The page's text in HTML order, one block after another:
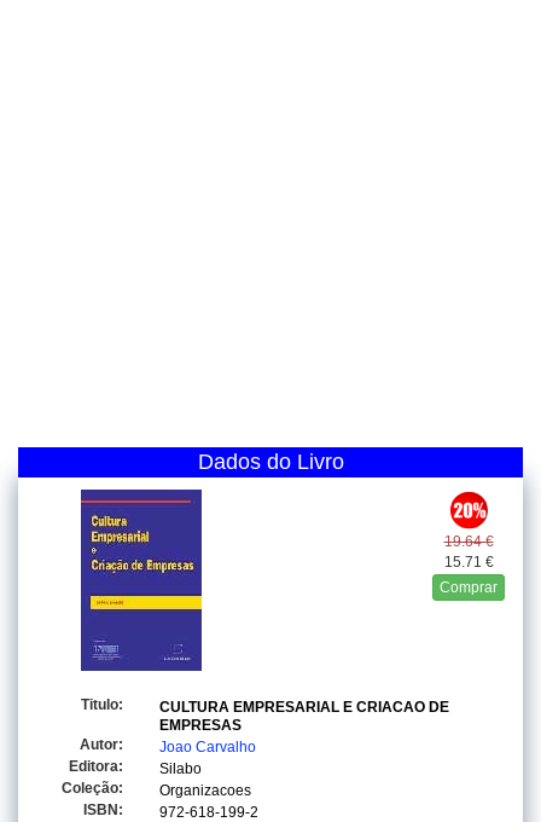
Dados do Livro
19.64 €
15.71 €
Comprar
Titulo:
CULTURA EMPRESARIAL E CRIACAO DE
EMPRESAS
Autor:
Joao Carvalho
Editora:
Silabo
Coleção:
Organizacoes
ISBN:
972-618-199-2